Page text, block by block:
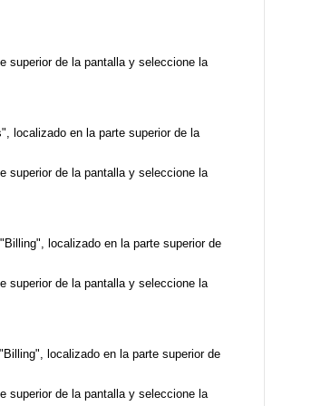
superior de la pantalla y seleccione la
localizado en la parte superior de la
superior de la pantalla y seleccione la
localizado en la parte superior de
superior de la pantalla y seleccione la
localizado en la parte superior de
superior de la pantalla y seleccione la